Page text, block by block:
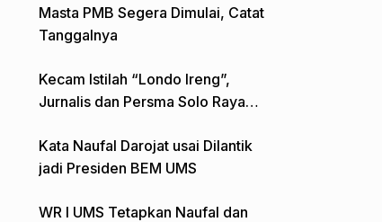
Masta PMB Segera Dimulai, Catat
Tanggalnya
Kecam Istilah “Londo Ireng”,
Jurnalis dan Persma Solo Raya
Kata Naufal Darojat usai Dilantik
jadi Presiden BEM UMS
WR I UMS Tetapkan Naufal dan